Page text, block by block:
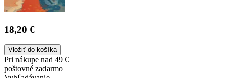
18,20 €
Vložiť do košíka
Pri nákupe nad 49 €
poštovné zadarmo